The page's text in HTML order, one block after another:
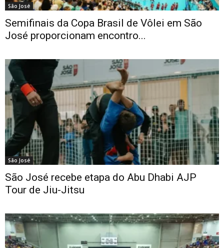
São José
Semifinais da Copa Brasil de Vôlei em São
José proporcionam encontro...
São José
São José recebe etapa do Abu Dhabi AJP
Tour de Jiu-Jitsu